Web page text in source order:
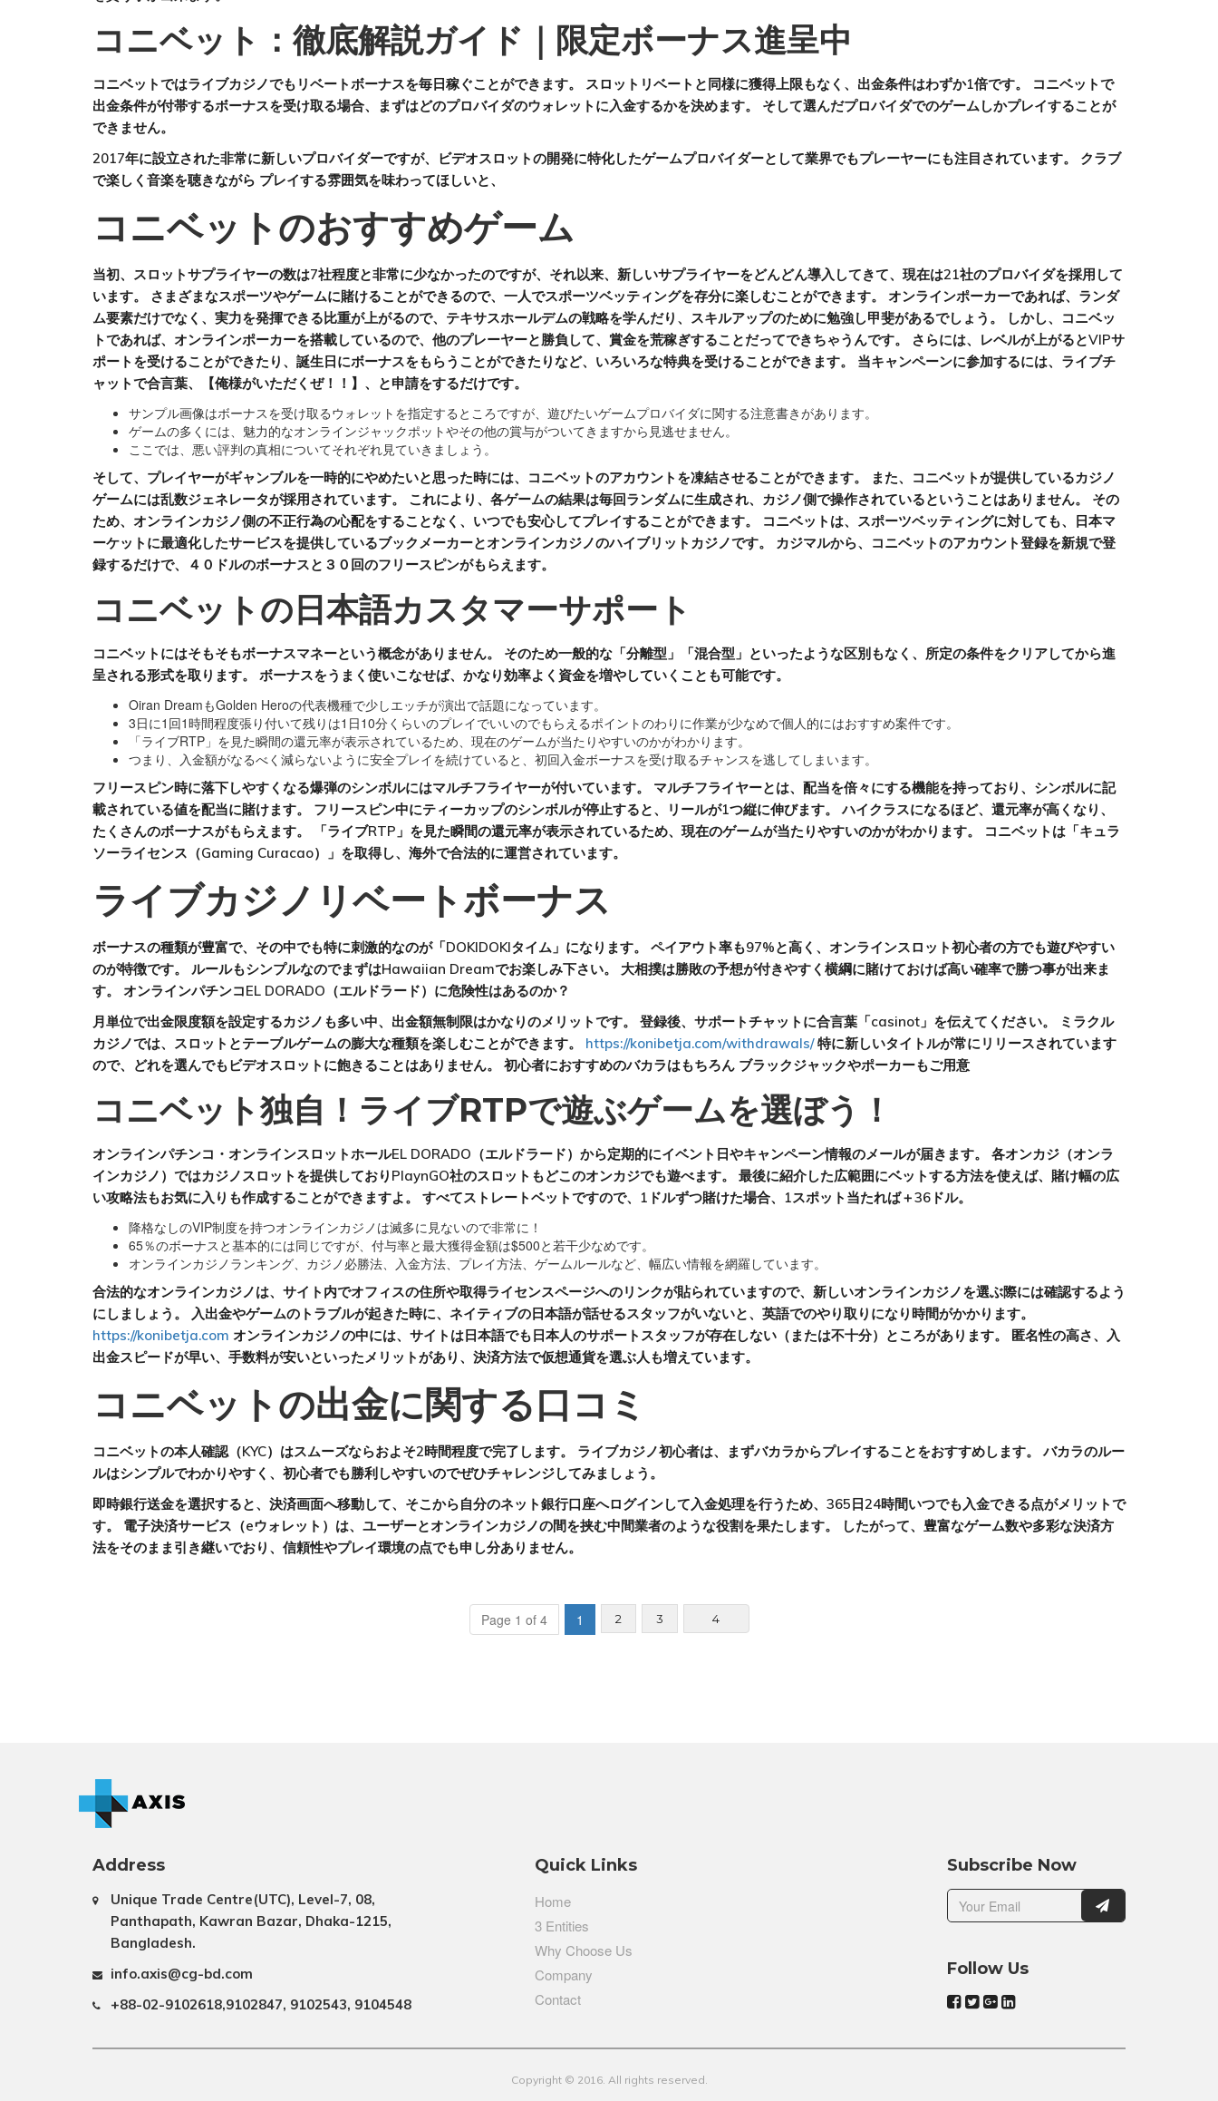
コニベット：徹底解説ガイド｜限定ボーナス進呈中
コニベットではライブカジノでもリベートボーナスを毎日稼ぐことができます。 スロットリベートと同様に獲得上限もなく、出金条件はわずか1倍です。 コニベットで
出金条件が付帯するボーナスを受け取る場合、まずはどのプロバイダのウォレットに入金するかを決めます。 そして選んだプロバイダでのゲームしかプレイすることが
できません。
2017年に設立された非常に新しいプロバイダーですが、ビデオスロットの開発に特化したゲームプロバイダーとして業界でもプレーヤーにも注目されています。 クラブ
で楽しく音楽を聴きながら プレイする雰囲気を味わってほしいと、
コニベットのおすすめゲーム
当初、スロットサプライヤーの数は7社程度と非常に少なかったのですが、それ以来、新しいサプライヤーをどんどん導入してきて、現在は21社のプロバイダを採用して
います。 さまざまなスポーツやゲームに賭けることができるので、一人でスポーツベッティングを存分に楽しむことができます。 オンラインポーカーであれば、ランダ
ム要素だけでなく、実力を発揮できる比重が上がるので、テキサスホールデムの戦略を学んだり、スキルアップのために勉強し甲斐があるでしょう。 しかし、コニベッ
トであれば、オンラインポーカーを搭載しているので、他のプレーヤーと勝負して、賞金を荒稼ぎすることだってできちゃうんです。 さらには、レベルが上がるとVIPサ
ポートを受けることができたり、誕生日にボーナスをもらうことができたりなど、いろいろな特典を受けることができます。 当キャンペーンに参加するには、ライブチ
ャットで合言葉、【俺様がいただくぜ！！】、と申請をするだけです。
サンプル画像はボーナスを受け取るウォレットを指定するところですが、遊びたいゲームプロバイダに関する注意書きがあります。
ゲームの多くには、魅力的なオンラインジャックポットやその他の賞与がついてきますから見逃せません。
ここでは、悪い評判の真相についてそれぞれ見ていきましょう。
そして、プレイヤーがギャンブルを一時的にやめたいと思った時には、コニベットのアカウントを凍結させることができます。 また、コニベットが提供しているカジノ
ゲームには乱数ジェネレータが採用されています。 これにより、各ゲームの結果は毎回ランダムに生成され、カジノ側で操作されているということはありません。 その
ため、オンラインカジノ側の不正行為の心配をすることなく、いつでも安心してプレイすることができます。 コニベットは、スポーツベッティングに対しても、日本マ
ーケットに最適化したサービスを提供しているブックメーカーとオンラインカジノのハイブリットカジノです。 カジマルから、コニベットのアカウント登録を新規で登
録するだけで、４０ドルのボーナスと３０回のフリースピンがもらえます。
コニベットの日本語カスタマーサポート
コニベットにはそもそもボーナスマネーという概念がありません。 そのため一般的な「分離型」「混合型」といったような区別もなく、所定の条件をクリアしてから進
呈される形式を取ります。 ボーナスをうまく使いこなせば、かなり効率よく資金を増やしていくことも可能です。
Oiran DreamもGolden Heroの代表機種で少しエッチが演出で話題になっています。
3日に1回1時間程度張り付いて残りは1日10分くらいのプレイでいいのでもらえるポイントのわりに作業が少なめで個人的にはおすすめ案件です。
「ライブRTP」を見た瞬間の還元率が表示されているため、現在のゲームが当たりやすいのかがわかります。
つまり、入金額がなるべく減らないように安全プレイを続けていると、初回入金ボーナスを受け取るチャンスを逃してしまいます。
フリースピン時に落下しやすくなる爆弾のシンボルにはマルチフライヤーが付いています。 マルチフライヤーとは、配当を倍々にする機能を持っており、シンボルに記
載されている値を配当に賭けます。 フリースピン中にティーカップのシンボルが停止すると、リールが1つ縦に伸びます。 ハイクラスになるほど、還元率が高くなり、
たくさんのボーナスがもらえます。 「ライブRTP」を見た瞬間の還元率が表示されているため、現在のゲームが当たりやすいのかがわかります。 コニベットは「キュラ
ソーライセンス（Gaming Curacao）」を取得し、海外で合法的に運営されています。
ライブカジノリベートボーナス
ボーナスの種類が豊富で、その中でも特に刺激的なのが「DOKIDOKIタイム」になります。 ペイアウト率も97%と高く、オンラインスロット初心者の方でも遊びやすい
のが特徴です。 ルールもシンプルなのでまずはHawaiian Dreamでお楽しみ下さい。 大相撲は勝敗の予想が付きやすく横綱に賭けておけば高い確率で勝つ事が出来ま
す。 オンラインパチンコEL DORADO（エルドラード）に危険性はあるのか？
月単位で出金限度額を設定するカジノも多い中、出金額無制限はかなりのメリットです。 登録後、サポートチャットに合言葉「casinot」を伝えてください。 ミラクル
カジノでは、スロットとテーブルゲームの膨大な種類を楽しむことができます。 https://konibetja.com/withdrawals/特に新しいタイトルが常にリリースされています
ので、どれを選んでもビデオスロットに飽きることはありません。 初心者におすすめのバカラはもちろん ブラックジャックやポーカーもご用意
コニベット独自！ライブRTPで遊ぶゲームを選ぼう！
オンラインパチンコ・オンラインスロットホールEL DORADO（エルドラード）から定期的にイベント日やキャンペーン情報のメールが届きます。 各オンカジ（オンラ
インカジノ）ではカジノスロットを提供しておりPlaynGO社のスロットもどこのオンカジでも遊べます。 最後に紹介した広範囲にベットする方法を使えば、賭け幅の広
い攻略法もお気に入りも作成することができますよ。 すべてストレートベットですので、1ドルずつ賭けた場合、1スポット当たれば＋36ドル。
降格なしのVIP制度を持つオンラインカジノは滅多に見ないので非常に！
65％のボーナスと基本的には同じですが、付与率と最大獲得金額は$500と若干少なめです。
オンラインカジノランキング、カジノ必勝法、入金方法、プレイ方法、ゲームルールなど、幅広い情報を網羅しています。
合法的なオンラインカジノは、サイト内でオフィスの住所や取得ライセンスページへのリンクが貼られていますので、新しいオンラインカジノを選ぶ際には確認するよう
にしましょう。 入出金やゲームのトラブルが起きた時に、ネイティブの日本語が話せるスタッフがいないと、英語でのやり取りになり時間がかかります。
https://konibetja.com オンラインカジノの中には、サイトは日本語でも日本人のサポートスタッフが存在しない（または不十分）ところがあります。 匿名性の高さ、入
出金スピードが早い、手数料が安いといったメリットがあり、決済方法で仮想通貨を選ぶ人も増えています。
コニベットの出金に関する口コミ
コニベットの本人確認（KYC）はスムーズならおよそ2時間程度で完了します。 ライブカジノ初心者は、まずバカラからプレイすることをおすすめします。 バカラのルー
ルはシンプルでわかりやすく、初心者でも勝利しやすいのでぜひチャレンジしてみましょう。
即時銀行送金を選択すると、決済画面へ移動して、そこから自分のネット銀行口座へログインして入金処理を行うため、365日24時間いつでも入金できる点がメリットで
す。 電子決済サービス（eウォレット）は、ユーザーとオンラインカジノの間を挟む中間業者のような役割を果たします。 したがって、豊富なゲーム数や多彩な決済方
法をそのまま引き継いでおり、信頼性やプレイ環境の点でも申し分ありません。
Page 1 of 4 1 (current)
2 3 4
Address
Unique Trade Centre(UTC), Level-7, 08,
Panthapath, Kawran Bazar, Dhaka-1215,
Bangladesh.
info.axis@cg-bd.com
+88-02-9102618,9102847, 9102543, 9104548
Quick Links
Home
3 Entities
Why Choose Us
Company
Contact
Subscribe Now
Follow Us
Copyright © 2016. All rights reserved.